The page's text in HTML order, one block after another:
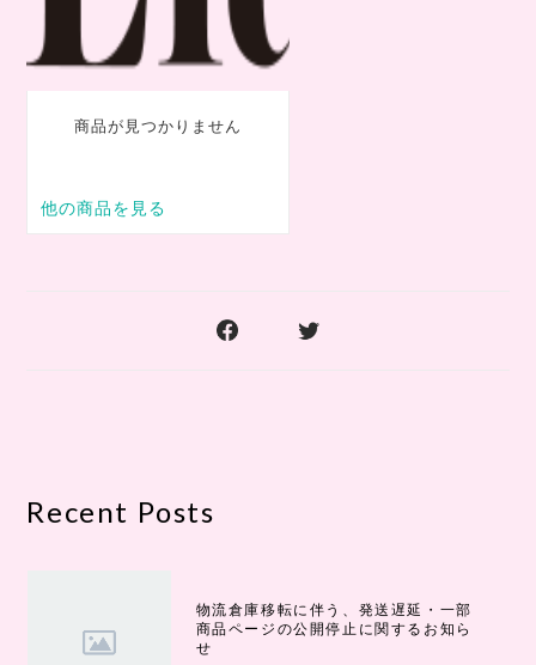
Recent Posts
物流倉庫移転に伴う、発送遅延・一部
商品ページの公開停止に関するお知ら
せ